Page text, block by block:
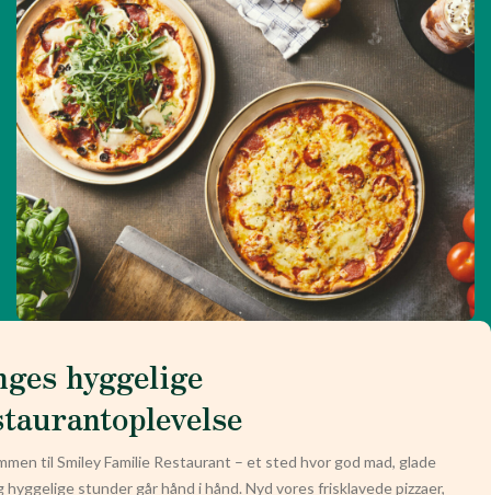
hyggelige
til Smiley Familie Restaurant – et sted hvor god mad, glade
hyggelige stunder går hånd i hånd. Nyd vores frisklavede pizzaer,